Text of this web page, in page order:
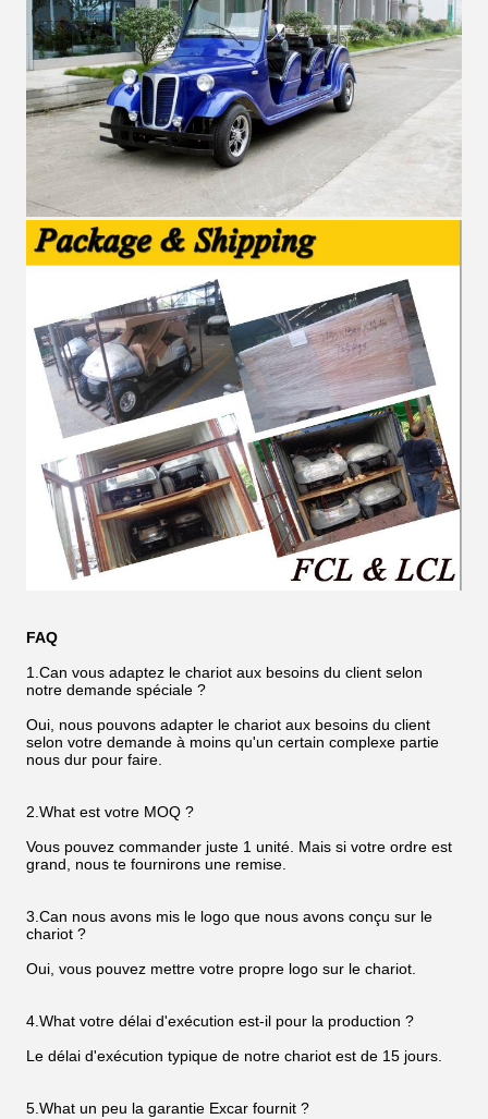
FAQ
1.Can vous adaptez le chariot aux besoins du client selon
notre demande spéciale ?
Oui, nous pouvons adapter le chariot aux besoins du client
selon votre demande à moins qu'un certain complexe partie
nous dur pour faire.
2.What est votre MOQ ?
Vous pouvez commander juste 1 unité. Mais si votre ordre est
grand, nous te fournirons une remise.
3.Can nous avons mis le logo que nous avons conçu sur le
chariot ?
Oui, vous pouvez mettre votre propre logo sur le chariot.
4.What votre délai d'exécution est-il pour la production ?
Le délai d'exécution typique de notre chariot est de 15 jours.
5.What un peu la garantie Excar fournit ?